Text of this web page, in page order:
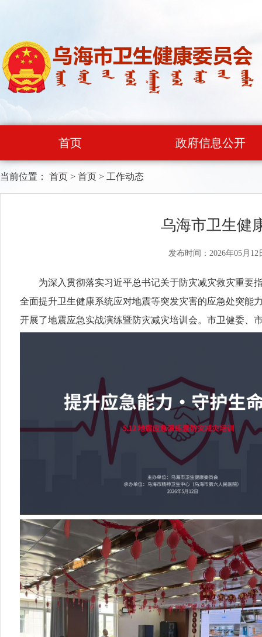
首页 政府信息公开
当前位置： 首页 > 首页 > 工作动态
乌海市卫生健
发布时间：2026年05月12
为深入贯彻落实习近平总书记关于防灾减灾救灾重要指
全面提升卫生健康系统应对地震等突发灾害的应急处突能
开展了地震应急实战演练暨防灾减灾培训会。市卫健委、